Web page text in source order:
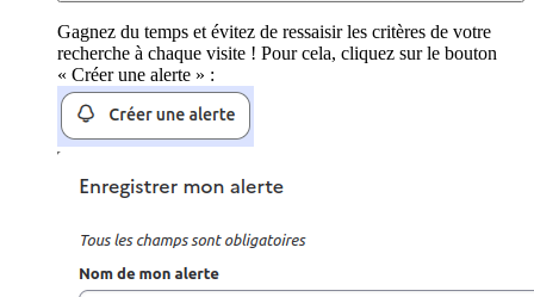
Gagnez du temps et évitez de ressaisir les critères de votre
recherche à chaque visite ! Pour cela, cliquez sur le bouton
« Créer une alerte » :